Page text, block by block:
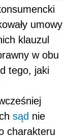
umowy
klauzul
w obu
tego, jaki
sąd nie
charakteru